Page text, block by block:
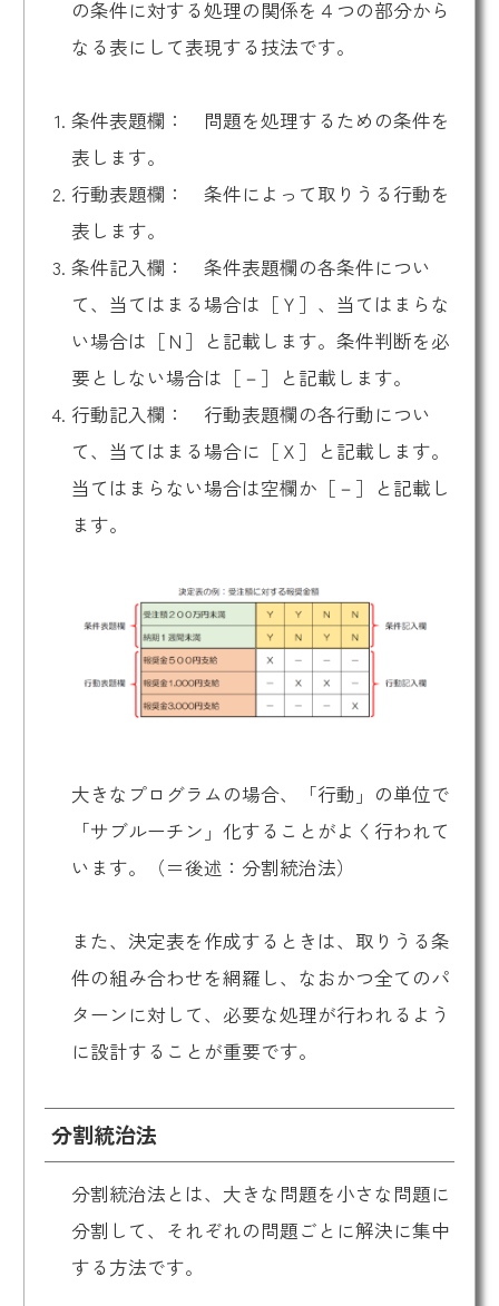
の条件に対する処理の関係を４つの部分から
なる表にして表現する技法です。
条件表題欄： 問題を処理するための条件を
表します。
行動表題欄： 条件によって取りうる行動を
表します。
条件記入欄： 条件表題欄の各条件につい
て、当てはまる場合は［Ｙ］、当てはまらな
い場合は［Ｎ］と記載します。条件判断を必
要としない場合は［－］と記載します。
行動記入欄： 行動表題欄の各行動につい
て、当てはまる場合に［Ｘ］と記載します。
当てはまらない場合は空欄か［－］と記載し
ます。
大きなプログラムの場合、「行動」の単位で
「サブルーチン」化することがよく行われて
います。（＝後述：分割統治法）
また、決定表を作成するときは、取りうる条
件の組み合わせを網羅し、なおかつ全てのパ
ターンに対して、必要な処理が行われるよう
に設計することが重要です。
分割統治法
分割統治法とは、大きな問題を小さな問題に
分割して、それぞれの問題ごとに解決に集中
する方法です。